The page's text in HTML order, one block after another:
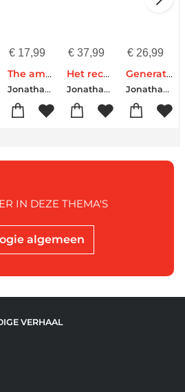
€ 17,99
The amazing generation
Jonathan Haidt-Catherine Price
€ 37,99
Het rechtvaardigheidsgevoel
Jonathan Haidt
€ 26,99
Generatie angststoornis
Jonathan Haidt
algemeen
IN DEZE THEMA'S
VERHAAL